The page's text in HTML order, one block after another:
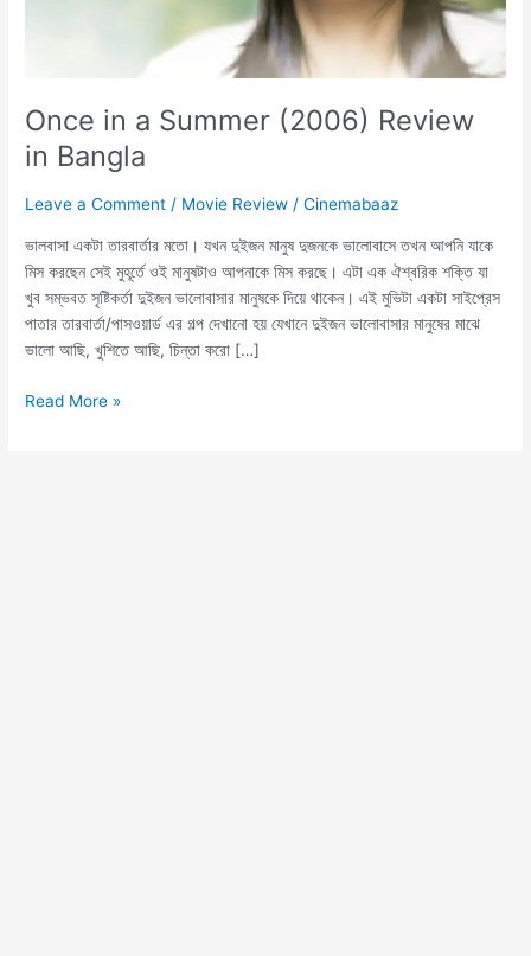
Once in a Summer (2006) Review
in Bangla
Leave a Comment / Movie Review /Cinemabaaz
ভালবাসা একটা তারবার্তার মতো। যখন দুইজন মানুষ দুজনকে ভালোবাসে তখন আপনি যাকে
মিস করছেন সেই মুহূর্তে ওই মানুষটাও আপনাকে মিস করছে। এটা এক ঐশ্বরিক শক্তি যা
খুব সম্ভবত সৃষ্টিকর্তা দুইজন ভালোবাসার মানুষকে দিয়ে থাকেন। এই মুভিটা একটা সাইপ্রেস
পাতার তারবার্তা/পাসওয়ার্ড এর গল্প দেখানো হয় যেখানে দুইজন ভালোবাসার মানুষের মাঝে
ভালো আছি, খুশিতে আছি, চিন্তা করো […]
Read More »